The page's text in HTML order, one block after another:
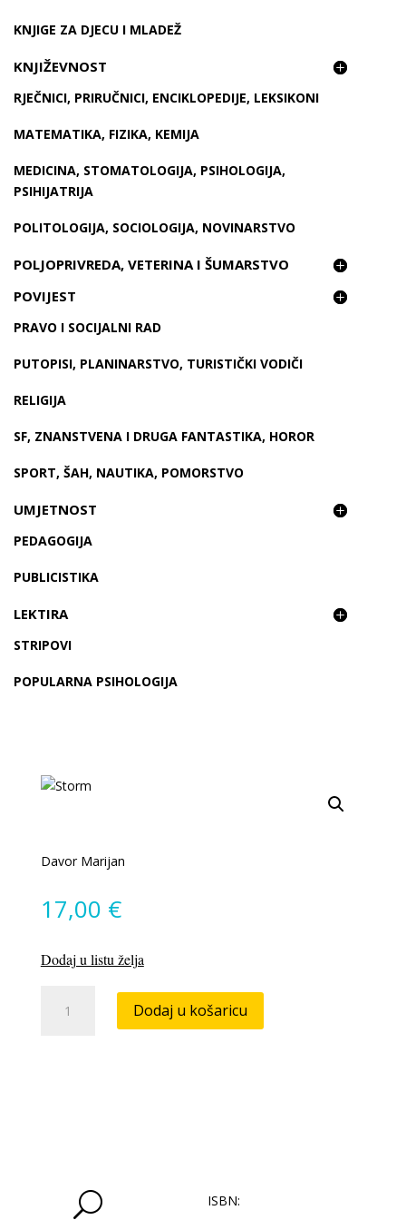
KNJIGE ZA DJECU I MLADEŽ
KNJIŽEVNOST
RJEČNICI, PRIRUČNICI, ENCIKLOPEDIJE, LEKSIKONI
MATEMATIKA, FIZIKA, KEMIJA
MEDICINA, STOMATOLOGIJA, PSIHOLOGIJA,
PSIHIJATRIJA
POLITOLOGIJA, SOCIOLOGIJA, NOVINARSTVO
POLJOPRIVREDA, VETERINA I ŠUMARSTVO
POVIJEST
PRAVO I SOCIJALNI RAD
PUTOPISI, PLANINARSTVO, TURISTIČKI VODIČI
RELIGIJA
SF, ZNANSTVENA I DRUGA FANTASTIKA, HOROR
SPORT, ŠAH, NAUTIKA, POMORSTVO
UMJETNOST
PEDAGOGIJA
PUBLICISTIKA
LEKTIRA
STRIPOVI
POPULARNA PSIHOLOGIJA
Davor Marijan
17,00 €
Dodaj u listu želja
količina
Dodaj u košaricu
U ISBN: